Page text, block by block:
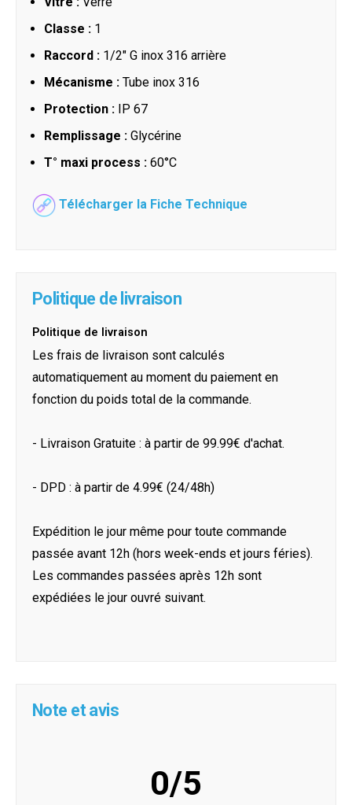
Classe : 1
Raccord : 1/2" G inox 316 arrière
Mécanisme : Tube inox 316
Protection : IP 67
Remplissage : Glycérine
T° maxi process : 60°C
Télécharger la Fiche Technique
Politique de livraison
Politique de livraison
Les frais de livraison sont calculés
automatiquement au moment du paiement en
fonction du poids total de la commande.
- Livraison Gratuite : à partir de 99.99€ d'achat.
- DPD : à partir de 4.99€ (24/48h)
Expédition le jour même pour toute commande
passée avant 12h (hors week-ends et jours féries).
Les commandes passées après 12h sont
expédiées le jour ouvré suivant.
Note et avis
0/5